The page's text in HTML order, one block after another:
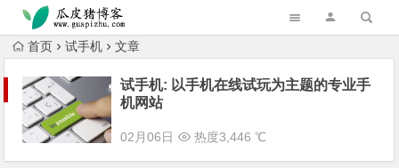
跳转到主内容
首页 试手机 文章
试手机: 以手机在线试玩为主题的专业手
机网站
02月06日 热度3,446 ℃